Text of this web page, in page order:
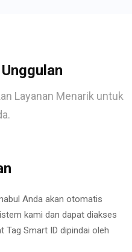
Layanan Menarik untuk
Anda akan otomatis
kami dan dapat diakses
Tag Smart ID dipindai oleh